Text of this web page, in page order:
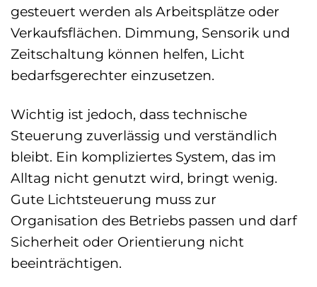
gesteuert werden als Arbeitsplätze oder
Verkaufsflächen. Dimmung, Sensorik und
Zeitschaltung können helfen, Licht
bedarfsgerechter einzusetzen.
Wichtig ist jedoch, dass technische
Steuerung zuverlässig und verständlich
bleibt. Ein kompliziertes System, das im
Alltag nicht genutzt wird, bringt wenig.
Gute Lichtsteuerung muss zur
Organisation des Betriebs passen und darf
Sicherheit oder Orientierung nicht
beeinträchtigen.